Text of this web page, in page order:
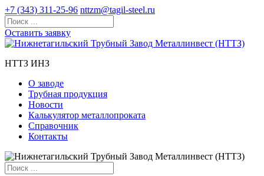
+7 (343) 311-25-96 nttzm@tagil-steel.ru
Оставить заявку
НТТЗ ИНЗ
О заводе
Трубная продукция
Новости
Калькулятор металлопроката
Справочник
Контакты